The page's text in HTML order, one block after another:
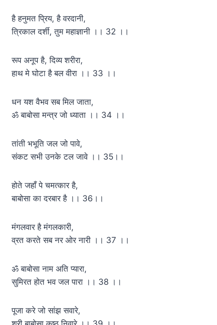
है हनुमत प्रिय, है वरदानी,
त्रिकाल दर्शी, तुम महाज्ञानी ।। 32 ।।
रूप अनूप है, दिव्य शरीरा,
हाथ मे घोटा है बल वीरा ।। 33 ।।
धन यश वैभव सब मिल जाता,
ॐ बाबोसा मन्त्र जो ध्याता ।। 34 ।।
तांती भभूति जल जो पावे,
संकट सभी उनके टल जावे ।। 35।।
होते जहाँ पे चमत्कार है,
बाबोसा का दरबार है ।। 36।।
मंगलवार है मंगलकारी,
व्रत करते सब नर ओर नारी ।। 37 ।।
ॐ बाबोसा नाम अति प्यारा,
सुमिरत होत भव जल पारा ।। 38 ।।
पूजा करे जो सांझ सवारे,